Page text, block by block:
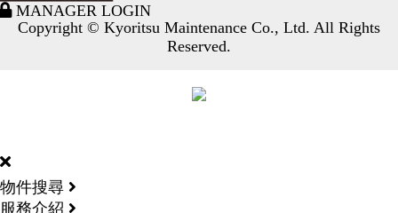
MANAGER LOGIN
Copyright © Kyoritsu Maintenance Co., Ltd. All Rights
Reserved.
物件搜尋
服務介紹